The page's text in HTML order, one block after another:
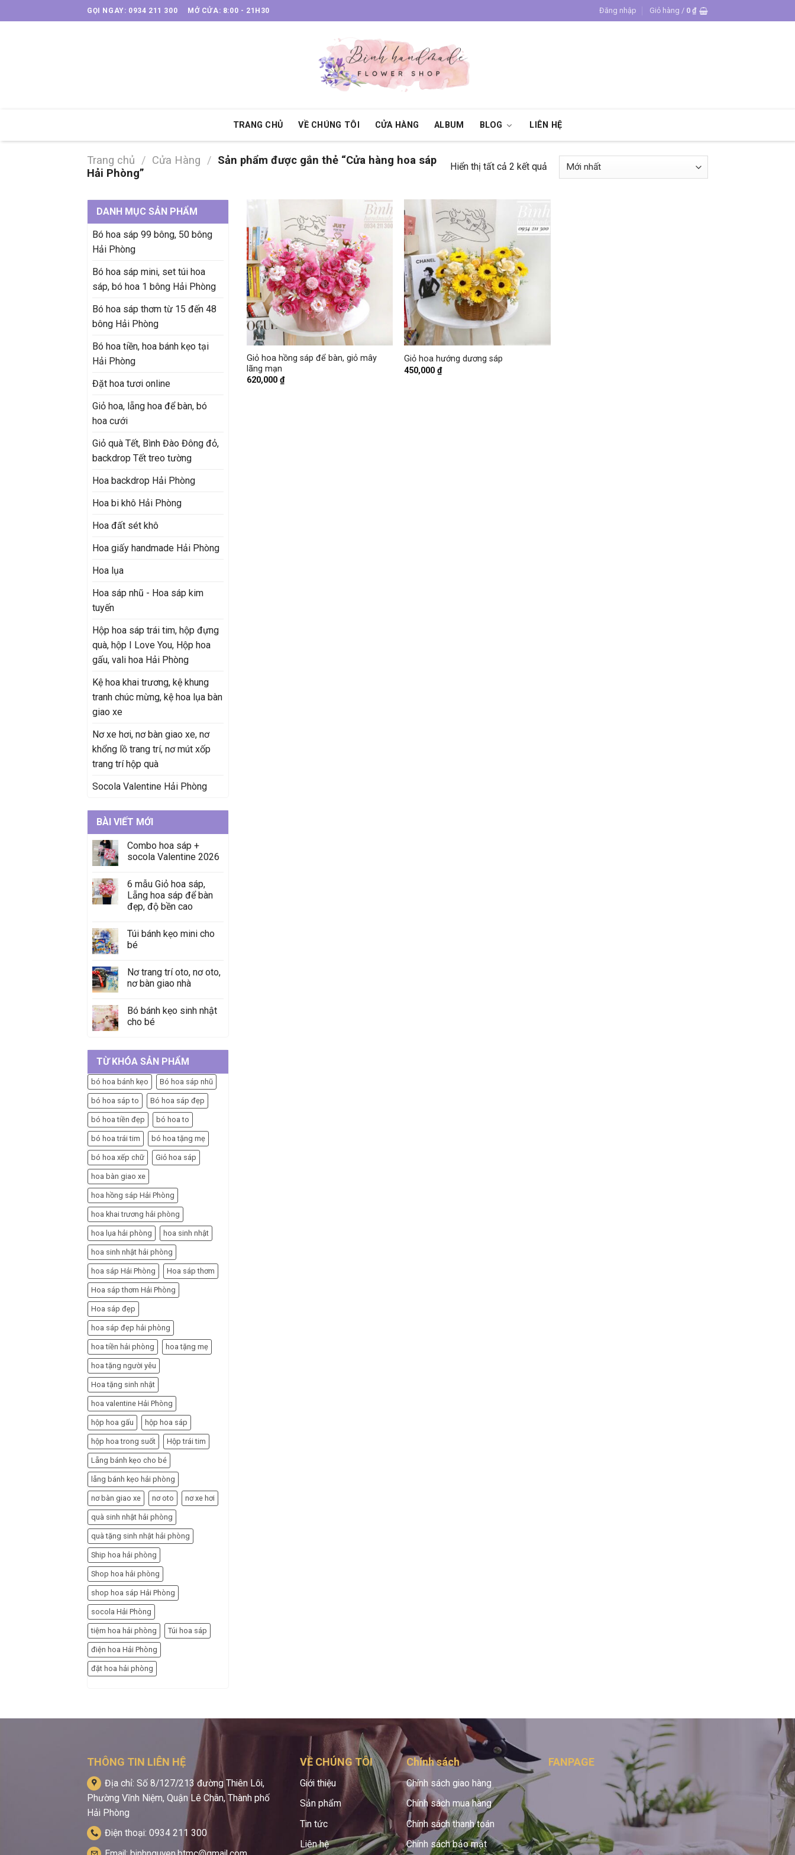
to
GỌI NGAY: 0934 211 300 MỞ CỬA: 8:00 - 21H30 Đăng nhập Giỏ hàng / 0 ₫
TRANG CHỦ VỀ CHÚNG TÔI CỬA HÀNG ALBUM BLOG LIÊN HỆ
Trang chủ / Cửa Hàng / Sản phẩm được gắn thẻ “Cửa hàng hoa sáp
Hải Phòng”
Hiển thị tất cả 2 kết quả
DANH MỤC SẢN PHẨM
Bó hoa sáp 99 bông, 50 bông
Hải Phòng
Bó hoa sáp mini, set túi hoa
sáp, bó hoa 1 bông Hải Phòng
Bó hoa sáp thơm từ 15 đến 48
bông Hải Phòng
Bó hoa tiền, hoa bánh kẹo tại
Hải Phòng
Đặt hoa tươi online
Giỏ hoa, lẵng hoa để bàn, bó
hoa cưới
Giỏ quà Tết, Bình Đào Đông đỏ,
backdrop Tết treo tường
Hoa backdrop Hải Phòng
Hoa bi khô Hải Phòng
Hoa đất sét khô
Hoa giấy handmade Hải Phòng
Hoa lụa
Hoa sáp nhũ - Hoa sáp kim
tuyến
Hộp hoa sáp trái tim, hộp đựng
quà, hộp I Love You, Hộp hoa
gấu, vali hoa Hải Phòng
Kệ hoa khai trương, kệ khung
tranh chúc mừng, kệ hoa lụa bàn
giao xe
Nơ xe hơi, nơ bàn giao xe, nơ
khổng lồ trang trí, nơ mút xốp
trang trí hộp quà
Socola Valentine Hải Phòng
BÀI VIẾT MỚI
Combo hoa sáp +
socola Valentine 2026
6 mẫu Giỏ hoa sáp,
Lẵng hoa sáp để bàn
đẹp, độ bền cao
Túi bánh kẹo mini cho
bé
Nơ trang trí oto, nơ oto,
nơ bàn giao nhà
Bó bánh kẹo sinh nhật
cho bé
TỪ KHÓA SẢN PHẨM
bó hoa bánh kẹo Bó hoa sáp nhũ
bó hoa sáp to Bó hoa sáp đẹp
bó hoa tiền đẹp bó hoa to
bó hoa trái tim bó hoa tặng mẹ
bó hoa xếp chữ Giỏ hoa sáp
hoa bàn giao xe
hoa hồng sáp Hải Phòng
hoa khai trương hải phòng
hoa lụa hải phòng hoa sinh nhật
hoa sinh nhật hải phòng
hoa sáp Hải Phòng Hoa sáp thơm
Hoa sáp thơm Hải Phòng
Hoa sáp đẹp
hoa sáp đẹp hải phòng
hoa tiền hải phòng hoa tặng mẹ
hoa tặng người yêu
Hoa tặng sinh nhật
hoa valentine Hải Phòng
hộp hoa gấu hộp hoa sáp
hộp hoa trong suốt Hộp trái tim
Lẵng bánh kẹo cho bé
lẵng bánh kẹo hải phòng
nơ bàn giao xe nơ oto nơ xe hơi
quà sinh nhật hải phòng
quà tặng sinh nhật hải phòng
Ship hoa hải phòng
Shop hoa hải phòng
shop hoa sáp Hải Phòng
socola Hải Phòng
tiệm hoa hải phòng Túi hoa sáp
điện hoa Hải Phòng
đặt hoa hải phòng
+
Giỏ hoa hồng sáp để bàn, giỏ mây
lãng mạn
620,000 ₫
+
Giỏ hoa hướng dương sáp
450,000₫
THÔNG TIN LIÊN HỆ
Địa chỉ: Số 8/127/213 đường Thiên Lôi,
Phường Vĩnh Niệm, Quận Lê Chân, Thành phố
Hải Phòng
Điện thoại: 0934 211 300
VỀ CHÚNG TÔI
Giới thiệu
Sản phẩm
Tin tức
Liên hệ
Chính sách
Chính sách giao hàng
Chính sách mua hàng
Chính sách thanh toán
Chính sách bảo mật
FANPAGE